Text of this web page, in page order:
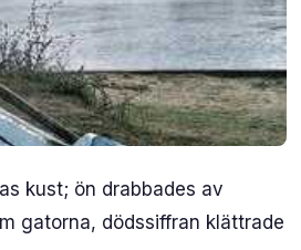
kust; ön drabbades av
gatorna, dödssiffran klättrade